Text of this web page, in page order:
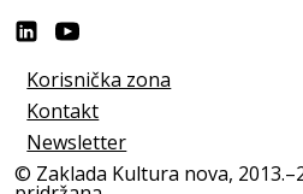
Korisnička zona
Kontakt
Newsletter
© Zaklada Kultura nova,